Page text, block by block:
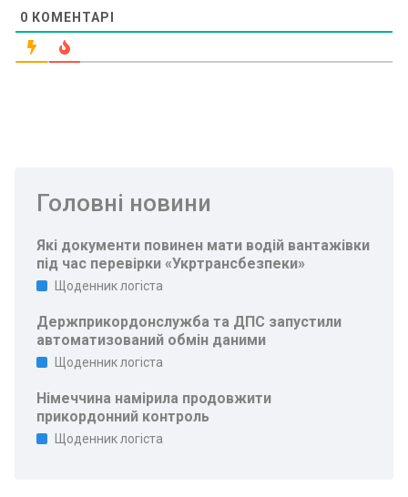
0 КОМЕНТАРІ
Головні новини
Які документи повинен мати водій вантажівки
під час перевірки «Укртрансбезпеки»
Щоденник логіста
Держприкордонслужба та ДПС запустили
автоматизований обмін даними
Щоденник логіста
Німеччина намірила продовжити
прикордонний контроль
Щоденник логіста